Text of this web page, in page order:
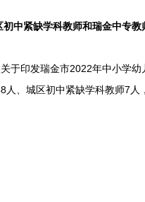
中紧缺学科教师和瑞金中专教
印发瑞金市2022年中小学幼
、城区初中紧缺学科教师7人